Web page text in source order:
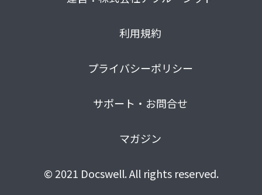
利用規約
プライバシーポリシー
サポート・お問合せ
マガジン
© 2021 Docswell. All rights reserved.